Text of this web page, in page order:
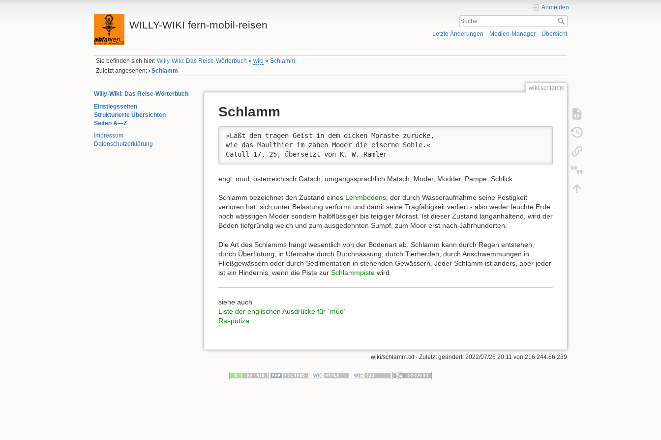
WILLY-WIKI fern-mobil-reisen
Anmelden
Letzte Änderungen Medien-Manager Übersicht
Sie befinden sich hier:Willy-Wiki: Das Reise-Wörterbuch »wiki »Schlamm
Zuletzt angesehen: • Schlamm
Willy-Wiki: Das Reise-Wörterbuch
Einstiegsseiten
Strukturierte Übersichten
Seiten A—Z
Impressum
Datenschutzerklärung
wiki:schlamm
Schlamm
»Läßt den trägen Geist in dem dicken Moraste zurücke,
wie das Maulthier im zähen Moder die eiserne Sohle.«
Catull 17, 25, übersetzt von K. W. Ramler
engl. mud, österreichisch Gatsch, umgangssprachlich Matsch, Moder, Modder, Pampe, Schlick.
Schlamm bezeichnet den Zustand eines Lehmbodens, der durch Wasseraufnahme seine Festigkeit
verloren hat, sich unter Belastung verformt und damit seine Tragfähigkeit verliert - also weder feuchte Erde
noch wässrigen Moder sondern halbflüssiger bis teigiger Morast. Ist dieser Zustand langanhaltend, wird der
Boden tiefgründig weich und zum ausgedehnten Sumpf, zum Moor erst nach Jahrhunderten.
Die Art des Schlamms hängt wesentlich von der Bodenart ab. Schlamm kann durch Regen entstehen,
durch Überflutung, in Ufernähe durch Durchnässung, durch Tierherden, durch Anschwemmungen in
Fließgewässern oder durch Sedimentation in stehenden Gewässern. Jeder Schlamm ist anders, aber jeder
ist ein Hindernis, wenn die Piste zur Schlammpiste wird.
siehe auch
Liste der englischen Ausdrücke für `mud´
Rasputiza
wiki/schlamm.txt · Zuletzt geändert: 2022/07/26 20:11 von 216.244.66.239